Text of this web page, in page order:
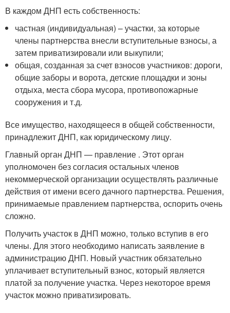
В каждом ДНП есть собственность:
частная (индивидуальная) – участки, за которые
члены партнерства внесли вступительные взносы, а
затем приватизировали или выкупили;
общая, созданная за счет взносов участников: дороги,
общие заборы и ворота, детские площадки и зоны
отдыха, места сбора мусора, противопожарные
сооружения и т.д.
Все имущество, находящееся в общей собственности,
принадлежит ДНП, как юридическому лицу.
Главный орган ДНП — правление . Этот орган
уполномочен без согласия остальных членов
некоммерческой организации осуществлять различные
действия от имени всего дачного партнерства. Решения,
принимаемые правлением партнерства, оспорить очень
сложно.
Получить участок в ДНП можно, только вступив в его
члены. Для этого необходимо написать заявление в
администрацию ДНП. Новый участник обязательно
уплачивает вступительный взнос, который является
платой за получение участка. Через некоторое время
участок можно приватизировать.